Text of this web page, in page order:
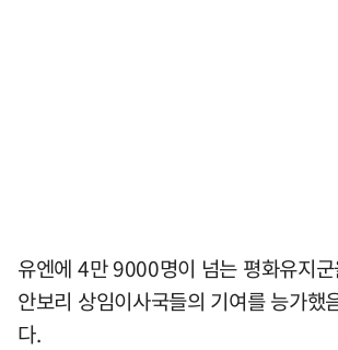
유엔에 4만 9000명이 넘는 평화유지
안보리 상임이사국들의 기여를 능가했
다.